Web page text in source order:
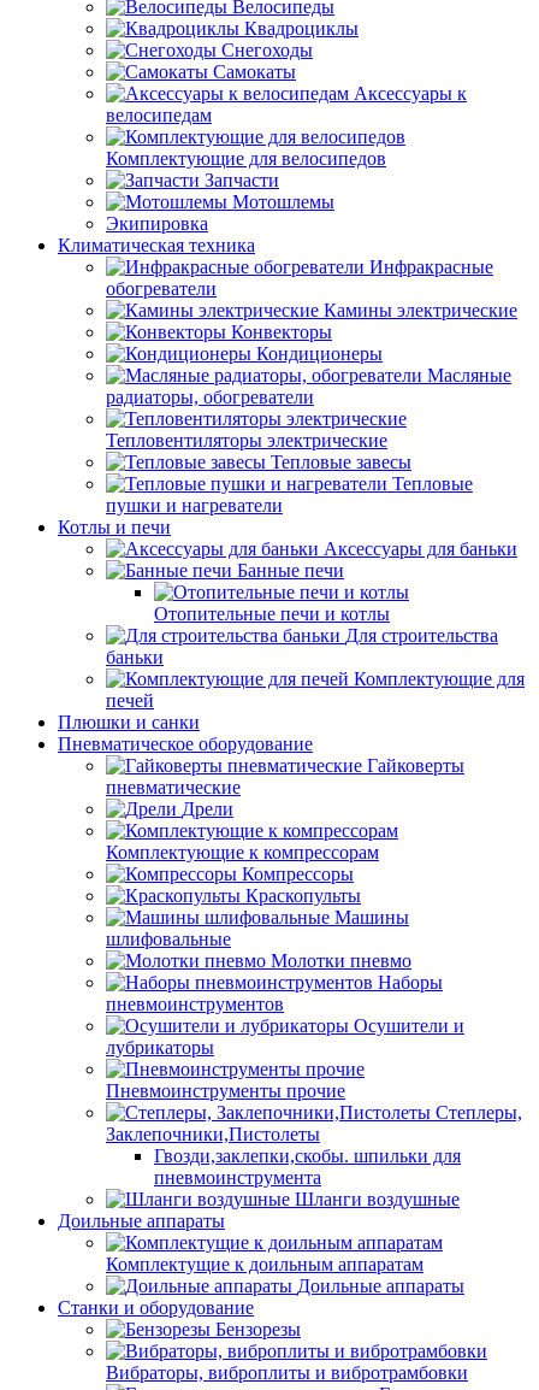
Велосипеды
Квадроциклы
Снегоходы
Самокаты
Аксессуары к
велосипедам
Комплектующие для велосипедов
Запчасти
Мотошлемы
Экипировка
Климатическая техника
Инфракрасные
обогреватели
Камины электрические
Конвекторы
Кондиционеры
Масляные
радиаторы, обогреватели
Тепловентиляторы электрические
Тепловые завесы
Тепловые
пушки и нагреватели
Котлы и печи
Аксессуары для баньки
Банные печи
Отопительные печи и котлы
Для строительства
баньки
Комплектующие для
печей
Плюшки и санки
Пневматическое оборудование
Гайковерты
пневматические
Дрели
Комплектующие к компрессорам
Компрессоры
Краскопульты
Машины
шлифовальные
Молотки пневмо
Наборы
пневмоинструментов
Осушители и
лубрикаторы
Пневмоинструменты прочие
Степлеры,
Заклепочники,Пистолеты
Гвозди,заклепки,скобы. шпильки для
пневмоинструмента
Шланги воздушные
Доильные аппараты
Комплектущие к доильным аппаратам
Доильные аппараты
Станки и оборудование
Бензорезы
Вибраторы, виброплиты и вибротрамбовки